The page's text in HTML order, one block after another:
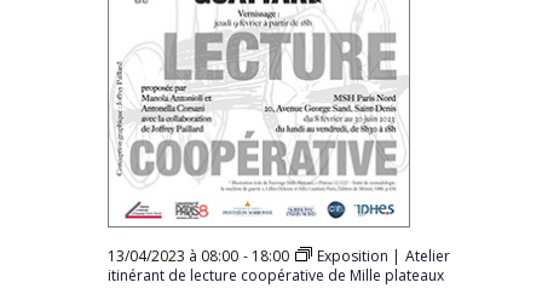
13/04/2023 à 08:00 - 18:00
Exposition | Atelier
itinérant de lecture coopérative de Mille plateaux